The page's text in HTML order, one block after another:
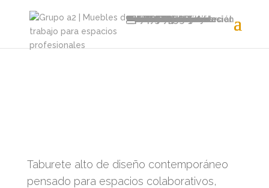
Home
Productos
Sillas y Sillones
Sillas Operativas
Sillones Gerenciales
Sillas Meeting
Soft Seating
Sillas Plásticas y fijas
Taburetes y Cajeras
Educación y Capacitación
Tandem
Clásicos Modernos
Muebles y Sistemas
Escritorios Gerenciales
Puestos Operativos
Puestos Elevables
Puestos Rebatibles
Mesas de Reunión
Mesas Coffee Break
Mesas de Arrime
Recepciones
Guardado
Panelería
Cabinas
Líneas de Mobiliario
Avant
Eter
Zen
Auri
Halo
Equinox
Recursos
Catálogo general
Fichas técnicas
Asesoramiento comercial
Proyectos
Soluciones
Nosotros
Servicios
Recursos
Distribuidores
Sumate
Contacto
Taburete alto de diseño contemporáneo
pensado para espacios colaborativos,